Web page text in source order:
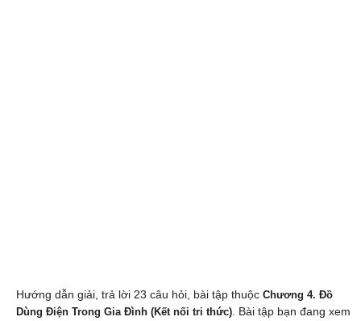
Hướng dẫn giải, trả lời 23 câu hỏi, bài tập thuộc Chương 4. Đồ
Dùng Điện Trong Gia Đình (Kết nối tri thức) . Bài tập bạn đang xem